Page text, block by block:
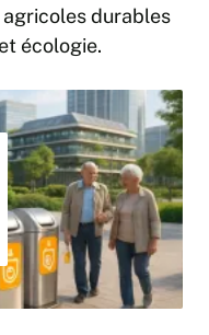
durables
écologie.